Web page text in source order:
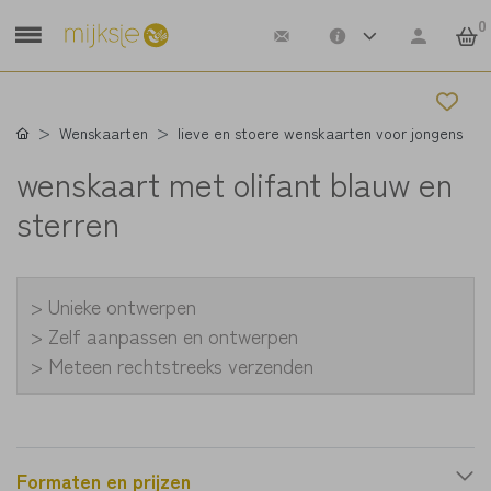
0
Wenskaarten lieve en stoere wenskaarten voor jongens
wenskaart met olifant blauw en
sterren
> Unieke ontwerpen
> Zelf aanpassen en ontwerpen
> Meteen rechtstreeks verzenden
Formaten en prijzen